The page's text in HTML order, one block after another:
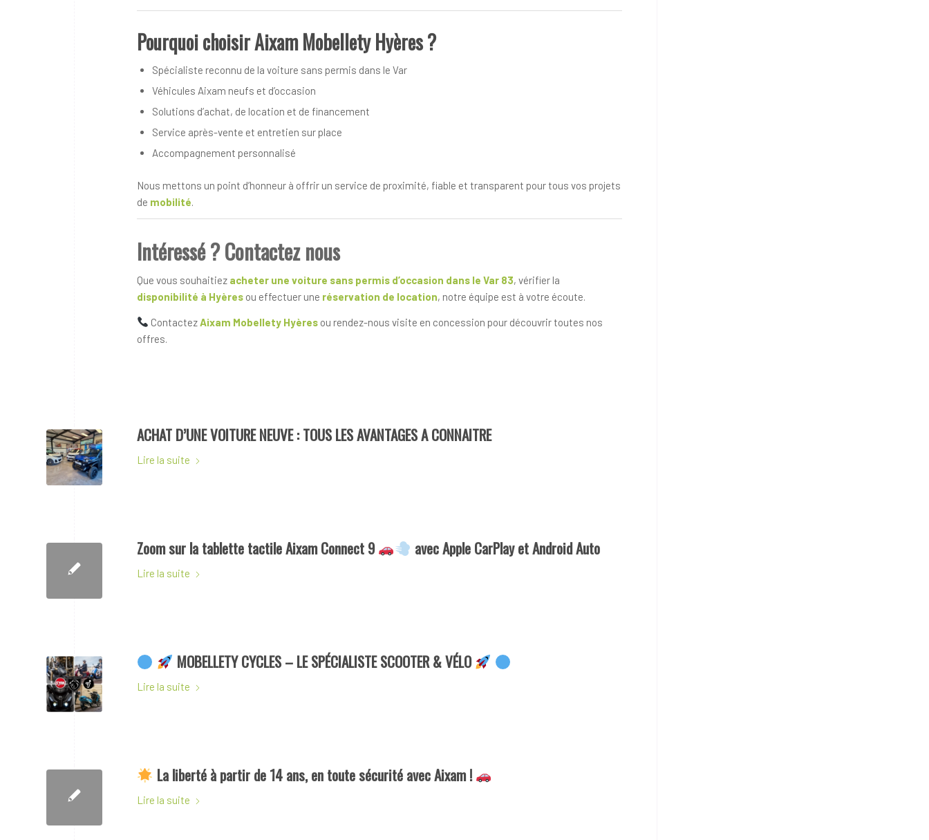
Pourquoi choisir Aixam Mobellety Hyères ?
Spécialiste reconnu de la voiture sans permis dans le Var
Véhicules Aixam neufs et d’occasion
Solutions d’achat, de location et de financement
Service après-vente et entretien sur place
Accompagnement personnalisé
Nous mettons un point d’honneur à offrir un service de proximité, fiable et transparent pour tous vos projets
de mobilité.
Intéressé ? Contactez nous
Que vous souhaitiez acheter une voiture sans permis d’occasion dans le Var 83, vérifier la
disponibilité à Hyères ou effectuer une réservation de location, notre équipe est à votre écoute.
ContactezAixam Mobellety Hyères ou rendez-nous visite en concession pour découvrir toutes nos
offres.
ACHAT D’UNE VOITURE NEUVE : TOUS LES AVANTAGES A CONNAITRE
Lire la suite
Zoom sur la tablette tactile Aixam Connect 9 avec Apple CarPlay et Android Auto
Lire la suite
MOBELLETY CYCLES – LE SPÉCIALISTE SCOOTER & VÉLO
Lire la suite
La liberté à partir de 14 ans, en toute sécurité avec Aixam !
Lire la suite